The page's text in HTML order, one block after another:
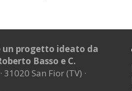
un progetto ideato da
Basso e C.
San Fior (TV) ·